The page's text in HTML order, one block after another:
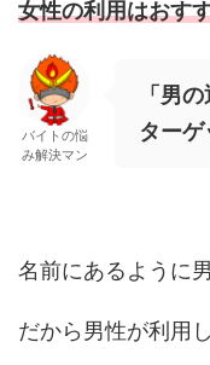
女性の利用はおす
バイトの悩
み解決マン
「男
ター
名前にあるように
だから男性が利用